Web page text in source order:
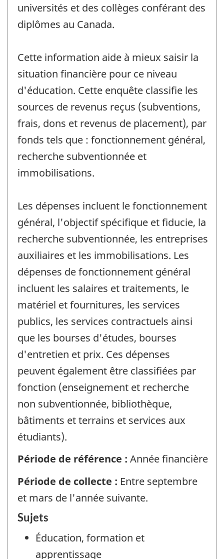
universités et des collèges conférant des
diplômes au Canada.
Cette information aide à mieux saisir la
situation financière pour ce niveau
d'éducation. Cette enquête classifie les
sources de revenus reçus (subventions,
frais, dons et revenus de placement), par
fonds tels que : fonctionnement général,
recherche subventionnée et
immobilisations.
Les dépenses incluent le fonctionnement
général, l'objectif spécifique et fiducie, la
recherche subventionnée, les entreprises
auxiliaires et les immobilisations. Les
dépenses de fonctionnement général
incluent les salaires et traitements, le
matériel et fournitures, les services
publics, les services contractuels ainsi
que les bourses d'études, bourses
d'entretien et prix. Ces dépenses
peuvent également être classifiées par
fonction (enseignement et recherche
non subventionnée, bibliothèque,
bâtiments et terrains et services aux
étudiants).
Période de référence : Année financière
Période de collecte : Entre septembre
et mars de l'année suivante.
Sujets
Éducation, formation et
apprentissage